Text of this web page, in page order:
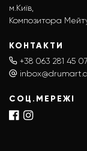
м.Київ,
Композитора
КОНТАКТИ
+38 063 281 45 07
СОЦ.МЕРЕЖІ